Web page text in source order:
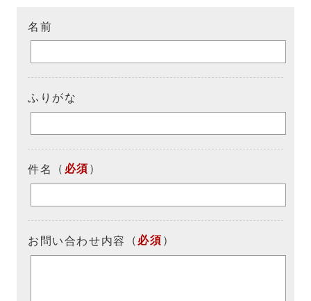
名前
ふりがな
件名 （ 必須 ）
お問い合わせ内容 （ 必須 ）